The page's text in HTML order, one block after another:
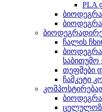
PLA
ჩალის
საბითუმო
თეფშები
ჩამკეტი